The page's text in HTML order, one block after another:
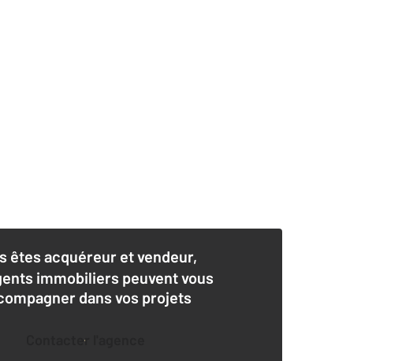
êtes acquéreur et vendeur,
immobiliers peuvent vous
dans vos projets
Contacter l'agence